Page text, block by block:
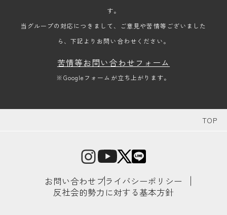
す。
当グループの対応につきまして、ご意見や苦情等ございました
ら、下記よりお問い合わせください。
苦情等お問い合わせフォーム
※Googleフォームが立ち上がります。
TOP
お問い合わせ プライバシーポリシー
反社会的勢力に対する基本方針